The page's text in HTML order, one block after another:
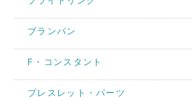
ブランパン
F・コンスタント
ブレスレット・パーツ